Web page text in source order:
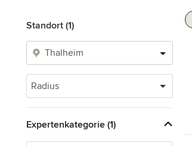
Standort (1)
Radius
Expertenkategorie (1)